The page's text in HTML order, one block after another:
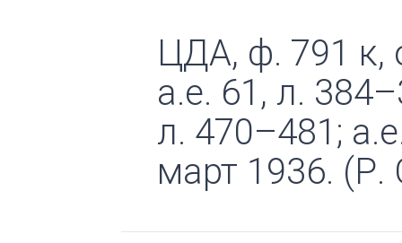
ЦДА, ф. 791 к,
а.е. 61, л.
л. 470–481;
март 1936. (Р.